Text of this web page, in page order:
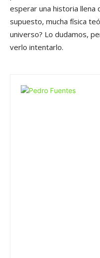
esperar una historia llena
supuesto, mucha física
universo? Lo dudamos,
verlo intentarlo.